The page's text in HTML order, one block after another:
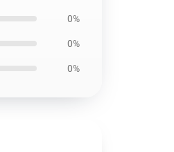
0%
0%
0%